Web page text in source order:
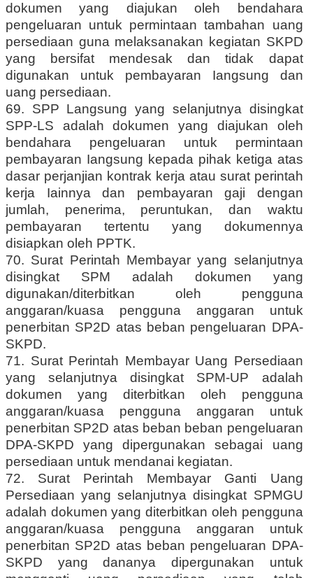
dokumen yang diajukan oleh bendahara
pengeluaran untuk permintaan tambahan uang
persediaan guna melaksanakan kegiatan SKPD
yang bersifat mendesak dan tidak dapat
digunakan untuk pembayaran Iangsung dan
uang persediaan.
69. SPP Langsung yang selanjutnya disingkat
SPP-LS adalah dokumen yang diajukan oleh
bendahara pengeluaran untuk permintaan
pembayaran Iangsung kepada pihak ketiga atas
dasar perjanjian kontrak kerja atau surat perintah
kerja Iainnya dan pembayaran gaji dengan
jumlah, penerima, peruntukan, dan waktu
pembayaran tertentu yang dokumennya
disiapkan oleh PPTK.
70. Surat Perintah Membayar yang selanjutnya
disingkat SPM adalah dokumen yang
digunakan/diterbitkan oleh pengguna
anggaran/kuasa pengguna anggaran untuk
penerbitan SP2D atas beban pengeluaran DPA-
SKPD.
71. Surat Perintah Membayar Uang Persediaan
yang selanjutnya disingkat SPM-UP adalah
dokumen yang diterbitkan oleh pengguna
anggaran/kuasa pengguna anggaran untuk
penerbitan SP2D atas beban beban pengeluaran
DPA-SKPD yang dipergunakan sebagai uang
persediaan untuk mendanai kegiatan.
72. Surat Perintah Membayar Ganti Uang
Persediaan yang selanjutnya disingkat SPMGU
adalah dokumen yang diterbitkan oleh pengguna
anggaran/kuasa pengguna anggaran untuk
penerbitan SP2D atas beban pengeluaran DPA-
SKPD yang dananya dipergunakan untuk